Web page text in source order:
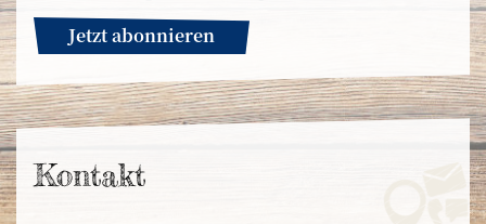
Jetzt abonnieren
Kontakt